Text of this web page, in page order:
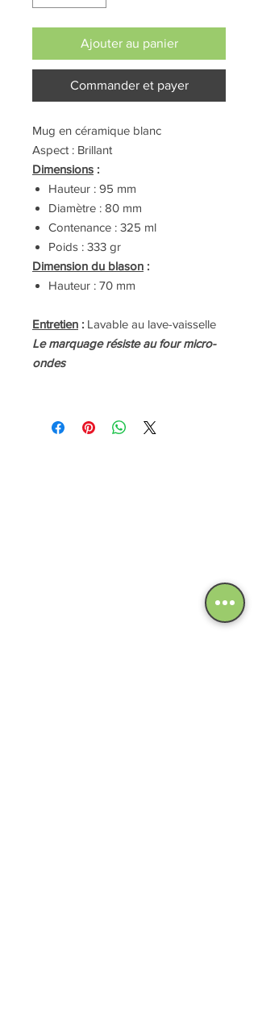
Ajouter au panier
Commander et payer
Mug en céramique blanc
Aspect : Brillant
Dimensions :
Hauteur : 95 mm
Diamètre : 80 mm
Contenance : 325 ml
Poids : 333 gr
Dimension du blason :
Hauteur : 70 mm
Entretien : Lavable au lave-vaisselle
Le marquage résiste au four micro-
ondes